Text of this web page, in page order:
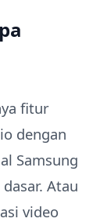
fitur
dengan
Samsung
Atau
video